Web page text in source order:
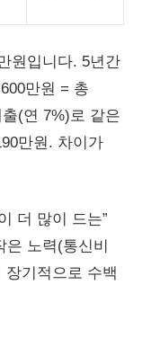
원입니다. 5년간
만원 = 총
(연 7%)로 같은
만원. 차이가
더 많이 드는”
은 노력(통신비
기적으로 수백